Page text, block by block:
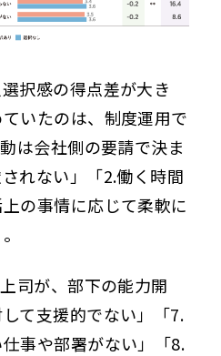
択感の得点差が大き
いたのは、制度運用で
は会社側の要請で決ま
れない」「2.働く時間
の事情に応じて柔軟に
司が、部下の能力開
て支援的でない」「7.
事や部署がない」「8.